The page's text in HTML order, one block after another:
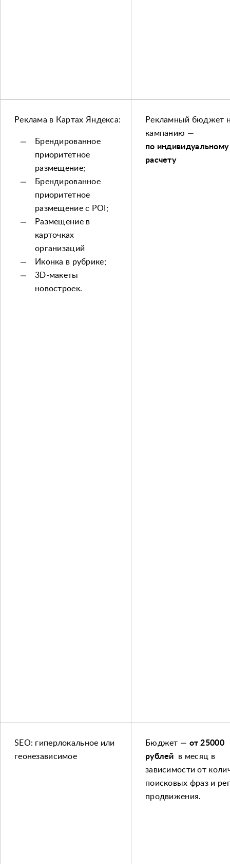
Реклама в Картах Яндекса:
Брендированное
приоритетное
размещение;
Брендированное
приоритетное
размещение с POI;
Размещение в
карточках
организаций
Иконка в рубрике;
3D-макеты
новостроек.
Рекламный бюджет
кампанию ​—
по индивидуальному
расчету
SEO: гиперлокальное или
геонезависимое
Бюджет — от 25000
рублей
в месяц в
зависимости от
поисковых фраз и
продвижения.